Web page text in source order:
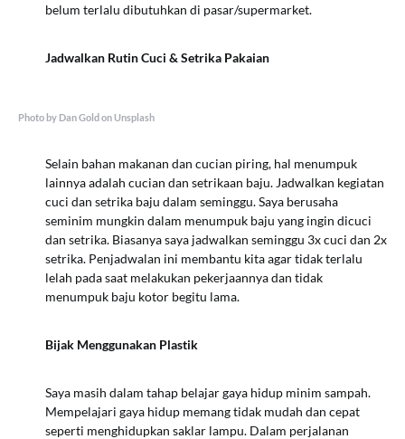
belum terlalu dibutuhkan di pasar/supermarket.
Jadwalkan Rutin Cuci & Setrika Pakaian
Photo by Dan Gold on Unsplash
Selain bahan makanan dan cucian piring, hal menumpuk
lainnya adalah cucian dan setrikaan baju. Jadwalkan kegiatan
cuci dan setrika baju dalam seminggu. Saya berusaha
seminim mungkin dalam menumpuk baju yang ingin dicuci
dan setrika. Biasanya saya jadwalkan seminggu 3x cuci dan 2x
setrika. Penjadwalan ini membantu kita agar tidak terlalu
lelah pada saat melakukan pekerjaannya dan tidak
menumpuk baju kotor begitu lama.
Bijak Menggunakan Plastik
Saya masih dalam tahap belajar gaya hidup minim sampah.
Mempelajari gaya hidup memang tidak mudah dan cepat
seperti menghidupkan saklar lampu. Dalam perjalanan